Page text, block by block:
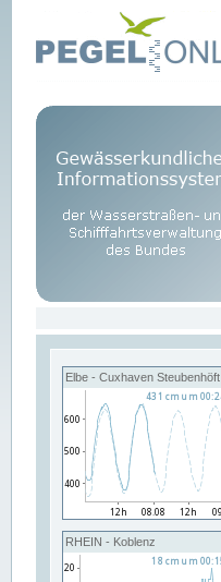
Elbe - Cuxhaven Steubenhöft
RHEIN - Koblenz